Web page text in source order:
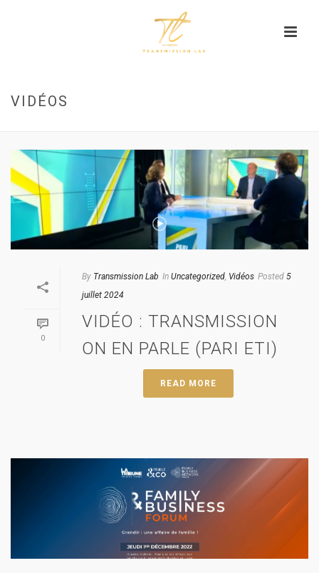
VIDÉOS
0
By Transmission Lab In Uncategorized, Vidéos Posted 5
juillet 2024
VIDÉO : TRANSMISSION
ON EN PARLE (PARI ETI)
READ MORE